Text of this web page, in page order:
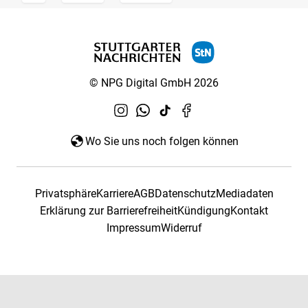
© NPG Digital GmbH 2026
Wo Sie uns noch folgen können
PrivatsphäreKarriereAGBDatenschutzMediadaten
Erklärung zur BarrierefreiheitKündigungKontakt
ImpressumWiderruf